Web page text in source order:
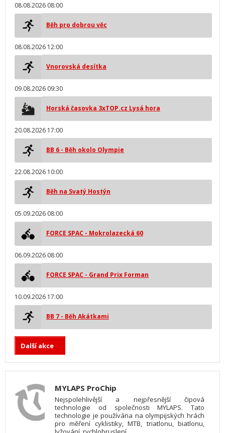
08.08.2026 08:00
Běh pro dobrou věc
08.08.2026 12:00
Vnorovská desítka
09.08.2026 09:30
Horská časovka 3xTOP.cz Lysá hora
20.08.2026 17:00
BB 6 - Běh okolo Olympie
22.08.2026 10:00
Běh na Svatý Hostýn
05.09.2026 08:00
FORCE SPAC - Mokrolazecká 60
06.09.2026 08:00
FORCE SPAC - Grand Prix Forman
10.09.2026 17:00
BB 7 - Běh Akátkami
Další akce
MYLAPS ProChip
Nejspolehlivější a nejpřesnější čipová
technologie od společnosti MYLAPS. Tato
technologie je používána na olympijských hrách
pro měření cyklistiky, MTB, triatlonu, biatlonu,